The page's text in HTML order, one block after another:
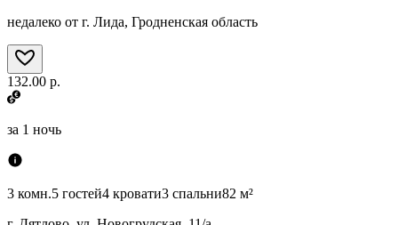
недалеко от г. Лида, Гродненская область
132.00 р.
за 1 ночь
3 комн.5 гостей4 кровати3 спальни82 м²